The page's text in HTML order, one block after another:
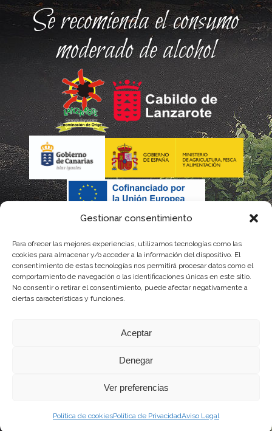
Gestionar consentimiento
Para ofrecer las mejores experiencias, utilizamos tecnologías como las
cookies para almacenar y/o acceder a la información del dispositivo. El
consentimiento de estas tecnologías nos permitirá procesar datos como el
comportamiento de navegación o las identificaciones únicas en este sitio.
No consentir o retirar el consentimiento, puede afectar negativamente a
ciertas características y funciones.
Aceptar
Denegar
Ver preferencias
Política de cookiesPolítica de PrivacidadAviso Legal
Se recomienda el consumo
moderado de alcohol
La gestión de la DOP Lanzarote realizada por este Consejo Regulador es financiada,
con fondos provenientes del presupuesto de gastos del Instituto Canario de
Calidad Agroalimentaria